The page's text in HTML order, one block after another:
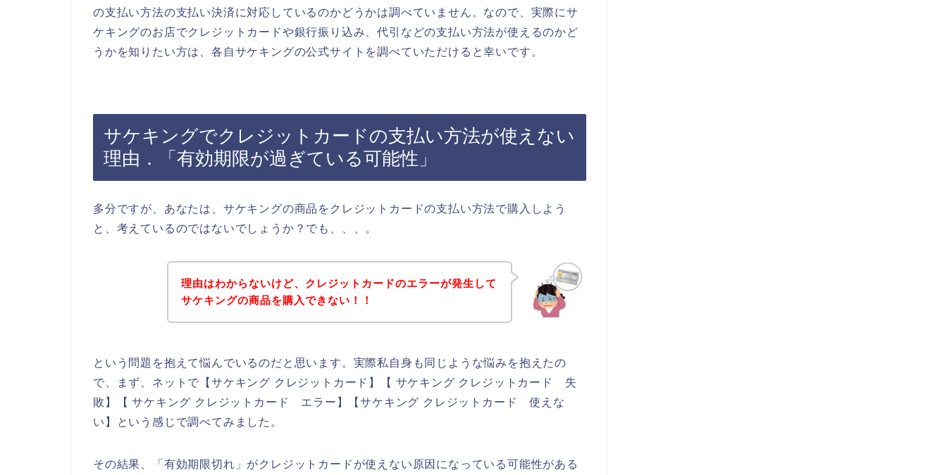
の支払い方法の支払い決済に対応しているのかどうかは調べていません。なので、実際にサ
ケキングのお店でクレジットカードや銀行振り込み、代引などの支払い方法が使えるのかど
うかを知りたい方は、各自サケキングの公式サイトを調べていただけると幸いです。
サケキングでクレジットカードの支払い方法が使えない
理由．「有効期限が過ぎている可能性」
多分ですが、あなたは、サケキングの商品をクレジットカードの支払い方法で購入しよう
と、考えているのではないでしょうか？でも、、、。
理由はわからないけど、クレジットカードのエラーが発生して
サケキングの商品を購入できない！！
という問題を抱えて悩んでいるのだと思います。実際私自身も同じような悩みを抱えたの
で、まず、ネットで【サケキング クレジットカード】【 サケキング クレジットカード 失
敗】【 サケキング クレジットカード エラー】【サケキング クレジットカード 使えな
い】という感じで調べてみました。
その結果、「有効期限切れ」がクレジットカードが使えない原因になっている可能性がある